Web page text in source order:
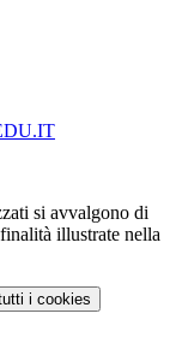
si avvalgono di
illustrate nella
i cookies